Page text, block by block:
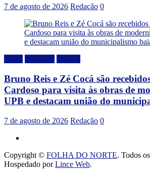
7 de agosto de 2026 Redação 0
Bruno Reis e Zé Cocá são
Cardoso para visita às obras de
UPB e destacam união do
7 de agosto de 2026 Redação 0
Copyright © FOLHA DO NORTE. Todos
Hospedado porLince Web.